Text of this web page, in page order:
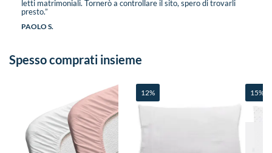
letti matrimoniali. Tornerò a controllare il sito, spero di trovarli
presto.”
PAOLO S.
Spesso comprati insieme
12% 15%